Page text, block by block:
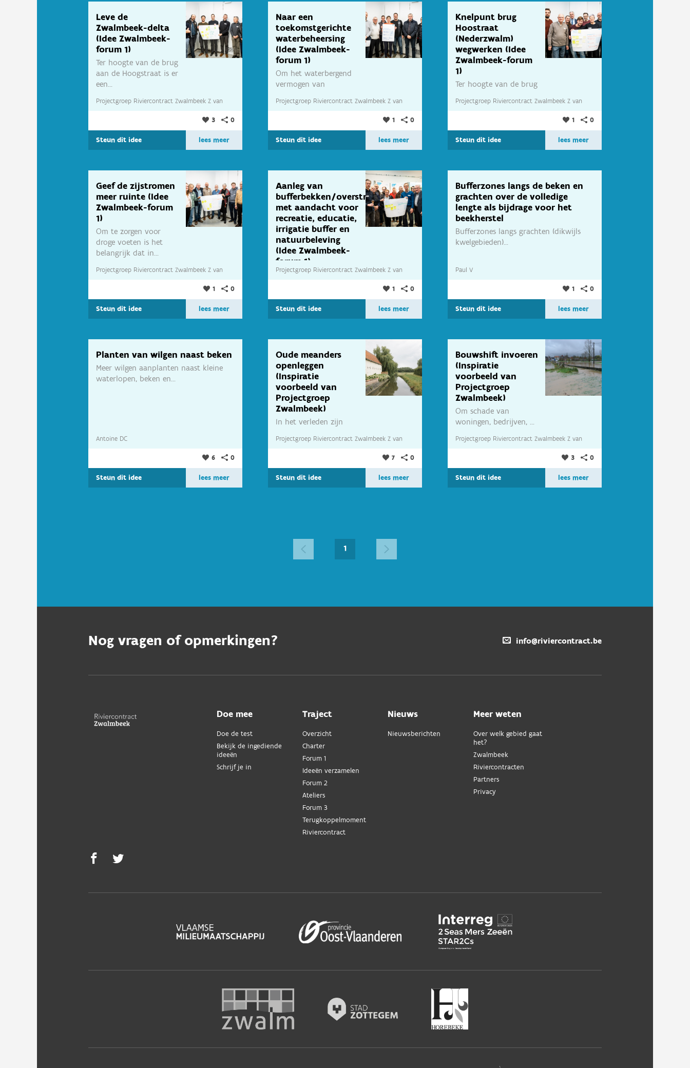
Leve de
Zwalmbeek-delta
(Idee Zwalmbeek-
forum 1)
Ter hoogte van de brug
aan de Hoogstraat is er
een...
Projectgroep Riviercontract Zwalmbeek Z van
Projectgroep Riviercontract Zwalmbeek 3 0
Steun dit idee lees meer
Naar een
toekomstgerichte
waterbeheersing
(Idee Zwalmbeek-
forum 1)
Om het waterbergend
vermogen van
Projectgroep Riviercontract Zwalmbeek Z van
Projectgroep Riviercontract Zwalmbeek 1 0
Steun dit idee lees meer
Knelpunt brug
Hoostraat
(Nederzwalm)
wegwerken (Idee
Zwalmbeek-forum
1)
Ter hoogte van de brug
(Nederzwalm)...
Projectgroep Riviercontract Zwalmbeek Z van
Projectgroep Riviercontract Zwalmbeek 1 0
Steun dit idee lees meer
Geef de zijstromen
meer ruinte (Idee
Zwalmbeek-forum
1)
Om te zorgen voor
droge voeten is het
belangrijk dat in...
Projectgroep Riviercontract Zwalmbeek Z van
Projectgroep Riviercontract Zwalmbeek 1 0
Steun dit idee lees meer
Aanleg van
bufferbekken/overstromingsgebied
met aandacht voor
recreatie, educatie,
irrigatie buffer en
natuurbeleving
(Idee Zwalmbeek-
forum 1)
Om het water vast te
Projectgroep Riviercontract Zwalmbeek Z van
Projectgroep Riviercontract Zwalmbeek 1 0
Steun dit idee lees meer
Bufferzones langs de beken en
grachten over de volledige
lengte als bijdrage voor het
beekherstel
Bufferzones langs grachten (dikwijls
kwelgebieden)...
Paul V
1 0
Steun dit idee lees meer
Planten van wilgen naast beken
Meer wilgen aanplanten naast kleine
waterlopen, beken en...
Antoine DC
6 0
Steun dit idee lees meer
Oude meanders
openleggen
(Inspiratie
voorbeeld van
Projectgroep
Zwalmbeek)
In het verleden zijn
meanders dicht...
Projectgroep Riviercontract Zwalmbeek Z van
Projectgroep Riviercontract Zwalmbeek 7 0
Steun dit idee lees meer
Bouwshift invoeren
(Inspiratie
voorbeeld van
Projectgroep
Zwalmbeek)
Om schade van
woningen, bedrijven, ...
Projectgroep Riviercontract Zwalmbeek Z van
Projectgroep Riviercontract Zwalmbeek 3 0
Steun dit idee lees meer
1
Nog vragen of opmerkingen? info@riviercontract.be
Doe mee
Doe de test
Bekijk de ingediende
ideeën
Schrijf je in
Traject
Overzicht
Charter
Forum 1
Ideeën verzamelen
Forum 2
Ateliers
Forum 3
Terugkoppelmoment
Riviercontract
Nieuws
Nieuwsberichten
Meer weten
Over welk gebied gaat
het?
Zwalmbeek
Riviercontracten
Partners
Privacy